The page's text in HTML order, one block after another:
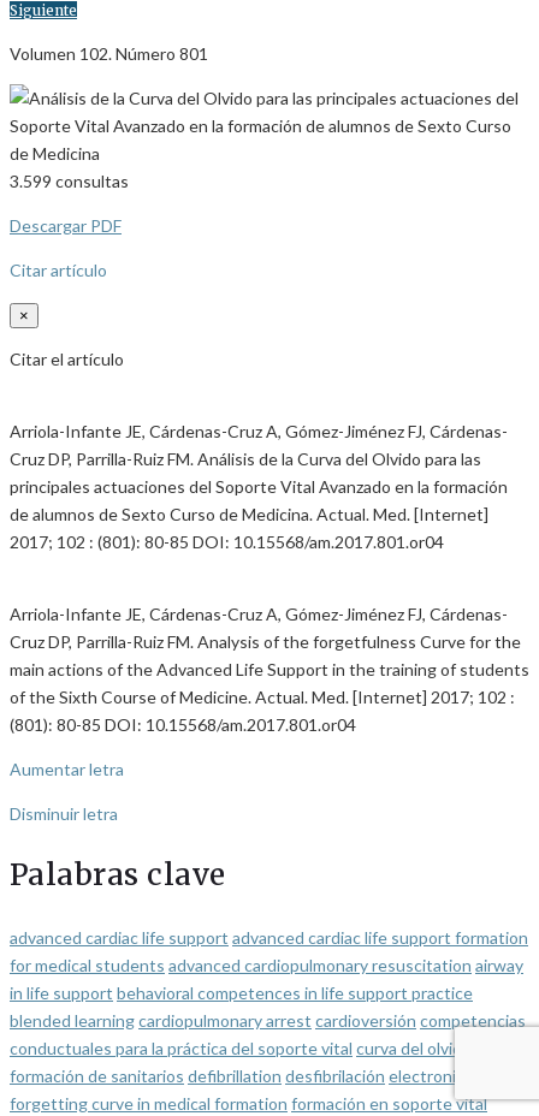
Siguiente
Volumen 102. Número 801
3.599 consultas
Descargar PDF
Citar artículo
×
Citar el artículo
Arriola-Infante JE, Cárdenas-Cruz A, Gómez-Jiménez FJ, Cárdenas-
Cruz DP, Parrilla-Ruiz FM. Análisis de la Curva del Olvido para las
principales actuaciones del Soporte Vital Avanzado en la formación
de alumnos de Sexto Curso de Medicina. Actual. Med. [Internet]
2017; 102 : (801): 80-85 DOI: 10.15568/am.2017.801.or04
Arriola-Infante JE, Cárdenas-Cruz A, Gómez-Jiménez FJ, Cárdenas-
Cruz DP, Parrilla-Ruiz FM. Analysis of the forgetfulness Curve for the
main actions of the Advanced Life Support in the training of students
of the Sixth Course of Medicine. Actual. Med. [Internet] 2017; 102 :
(801): 80-85 DOI: 10.15568/am.2017.801.or04
Aumentar letra
Disminuir letra
Palabras clave
advanced cardiac life support advanced cardiac life support formation
for medical students advanced cardiopulmonary resuscitation airway
in life support behavioral competences in life support practice
blended learningcardiopulmonary arrest cardioversión competencias
conductuales para la práctica del soporte vital curva del olvido en la
formación de sanitarios defibrillation desfibrilación electronic learning
forgetting curve in medical formation formación en soporte vital